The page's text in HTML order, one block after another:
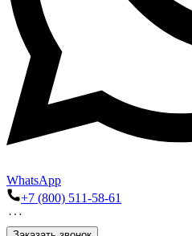
WhatsApp
+7 (800) 511-58-61